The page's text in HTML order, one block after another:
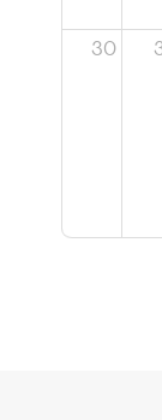
30